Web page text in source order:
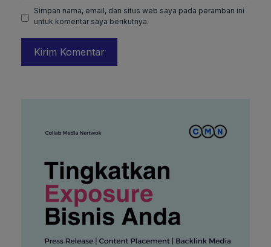
Simpan nama, email, dan situs web saya pada peramban ini
untuk komentar saya berikutnya.